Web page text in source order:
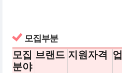
모집부분
모집
분야
브랜드 지원자격